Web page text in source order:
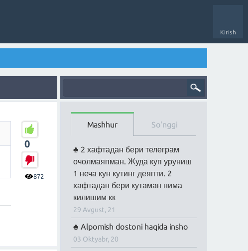
Kirish
0
872
Mashhur So'nggi
2 хафтадан бери телеграм
очолмаяпман. Жуда куп уруниш
1 неча кун кутинг деяпти. 2
хафтадан бери кутаман нима
килишим кк
29 Avgust, 21
Alpomish dostoni haqida insho
03 Oktyabr, 20